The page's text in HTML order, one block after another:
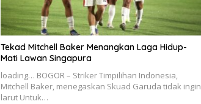
Tekad Mitchell Baker Menangkan Laga Hidup-
Mati Lawan Singapura
loading… BOGOR – Striker Timpilihan Indonesia,
Mitchell Baker, menegaskan Skuad Garuda tidak ingin
larut Untuk…